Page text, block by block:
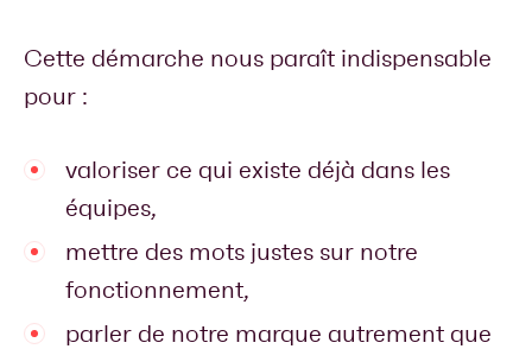
Cette démarche nous paraît indispensable
pour :
valoriser ce qui existe déjà dans les
équipes,
mettre des mots justes sur notre
fonctionnement,
parler de notre marque autrement que